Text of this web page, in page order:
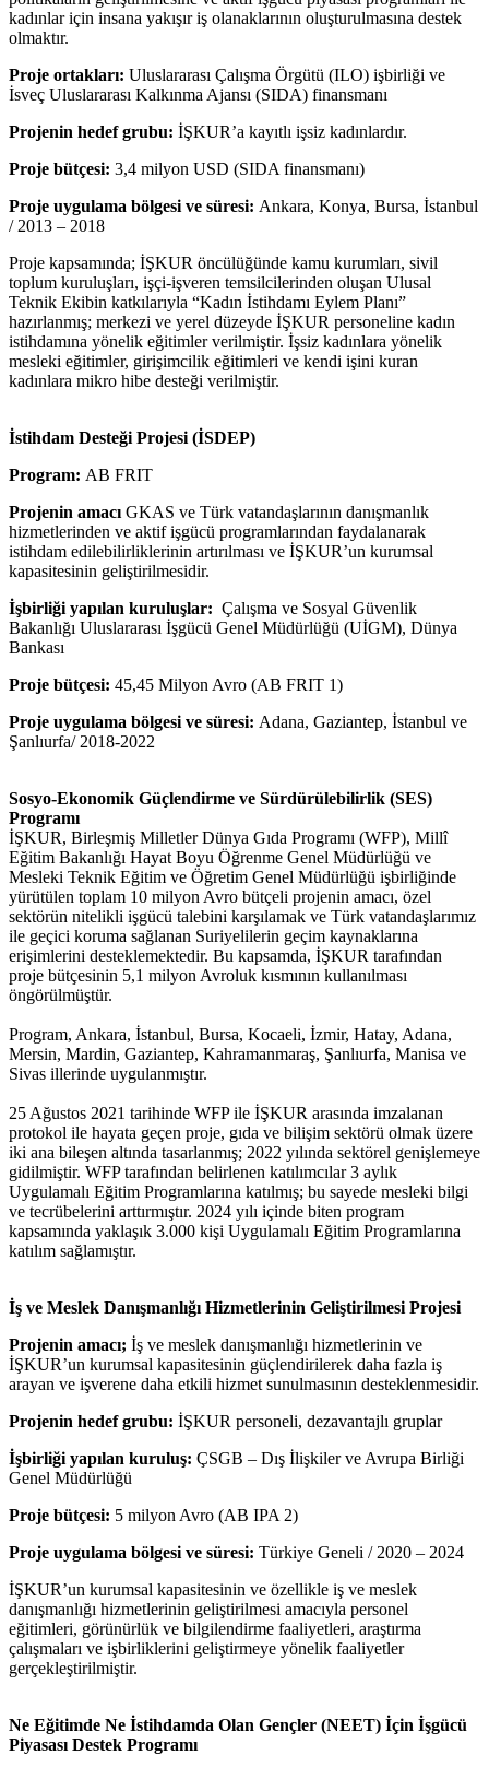
kadınlar için insana yakışır iş olanaklarının oluşturulmasına destek
olmaktır.
Proje ortakları: Uluslararası Çalışma Örgütü (ILO) işbirliği ve
İsveç Uluslararası Kalkınma Ajansı (SIDA) finansmanı
Projenin hedef grubu: İŞKUR’a kayıtlı işsiz kadınlardır.
Proje bütçesi: 3,4 milyon USD (SIDA finansmanı)
Proje uygulama bölgesi ve süresi: Ankara, Konya, Bursa, İstanbul
/ 2013 – 2018
Proje kapsamında; İŞKUR öncülüğünde kamu kurumları, sivil
toplum kuruluşları, işçi-işveren temsilcilerinden oluşan Ulusal
Teknik Ekibin katkılarıyla “Kadın İstihdamı Eylem Planı”
hazırlanmış; merkezi ve yerel düzeyde İŞKUR personeline kadın
istihdamına yönelik eğitimler verilmiştir. İşsiz kadınlara yönelik
mesleki eğitimler, girişimcilik eğitimleri ve kendi işini kuran
kadınlara mikro hibe desteği verilmiştir.
İstihdam Desteği Projesi (İSDEP)
Program: AB FRIT
Projenin amacı GKAS ve Türk vatandaşlarının danışmanlık
hizmetlerinden ve aktif işgücü programlarından faydalanarak
istihdam edilebilirliklerinin artırılması ve İŞKUR’un kurumsal
kapasitesinin geliştirilmesidir.
İşbirliği yapılan kuruluşlar: Çalışma ve Sosyal Güvenlik
Bakanlığı Uluslararası İşgücü Genel Müdürlüğü (UİGM), Dünya
Bankası
Proje bütçesi: 45,45 Milyon Avro (AB FRIT 1)
Proje uygulama bölgesi ve süresi: Adana, Gaziantep, İstanbul ve
Şanlıurfa/ 2018-2022
Sosyo-Ekonomik Güçlendirme ve Sürdürülebilirlik (SES)
Programı
İŞKUR, Birleşmiş Milletler Dünya Gıda Programı (WFP), Millî
Eğitim Bakanlığı Hayat Boyu Öğrenme Genel Müdürlüğü ve
Mesleki Teknik Eğitim ve Öğretim Genel Müdürlüğü işbirliğinde
yürütülen toplam 10 milyon Avro bütçeli projenin amacı, özel
sektörün nitelikli işgücü talebini karşılamak ve Türk vatandaşlarımız
ile geçici koruma sağlanan Suriyelilerin geçim kaynaklarına
erişimlerini desteklemektedir. Bu kapsamda, İŞKUR tarafından
proje bütçesinin 5,1 milyon Avroluk kısmının kullanılması
öngörülmüştür.
Program, Ankara, İstanbul, Bursa, Kocaeli, İzmir, Hatay, Adana,
Mersin, Mardin, Gaziantep, Kahramanmaraş, Şanlıurfa, Manisa ve
Sivas illerinde uygulanmıştır.
25 Ağustos 2021 tarihinde WFP ile İŞKUR arasında imzalanan
protokol ile hayata geçen proje, gıda ve bilişim sektörü olmak üzere
iki ana bileşen altında tasarlanmış; 2022 yılında sektörel genişlemeye
gidilmiştir. WFP tarafından belirlenen katılımcılar 3 aylık
Uygulamalı Eğitim Programlarına katılmış; bu sayede mesleki bilgi
ve tecrübelerini arttırmıştır. 2024 yılı içinde biten program
kapsamında yaklaşık 3.000 kişi Uygulamalı Eğitim Programlarına
katılım sağlamıştır.
İş ve Meslek Danışmanlığı Hizmetlerinin Geliştirilmesi Projesi
Projenin amacı; İş ve meslek danışmanlığı hizmetlerinin ve
İŞKUR’un kurumsal kapasitesinin güçlendirilerek daha fazla iş
arayan ve işverene daha etkili hizmet sunulmasının desteklenmesidir.
Projenin hedef grubu: İŞKUR personeli, dezavantajlı gruplar
İşbirliği yapılan kuruluş: ÇSGB – Dış İlişkiler ve Avrupa Birliği
Genel Müdürlüğü
Proje bütçesi: 5 milyon Avro (AB IPA 2)
Proje uygulama bölgesi ve süresi: Türkiye Geneli / 2020 – 2024
İŞKUR’un kurumsal kapasitesinin ve özellikle iş ve meslek
danışmanlığı hizmetlerinin geliştirilmesi amacıyla personel
eğitimleri, görünürlük ve bilgilendirme faaliyetleri, araştırma
çalışmaları ve işbirliklerini geliştirmeye yönelik faaliyetler
gerçekleştirilmiştir.
Ne Eğitimde Ne İstihdamda Olan Gençler (NEET) İçin İşgücü
Piyasası Destek Programı